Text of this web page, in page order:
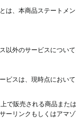
は、本商品ステートメ
以外のサービスについ
ビスは、現時点におい
で販売される商品ま
ーリンクもしくはアマ